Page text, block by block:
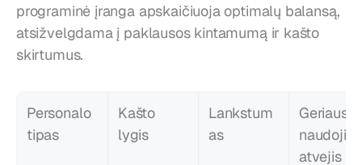
programinė įranga apskaičiuoja optimalų balansą,
atsižvelgdama į paklausos kintamumą ir kašto
skirtumus.
Personalo
tipas
Kašto
lygis
Lankstum
as
atvejis